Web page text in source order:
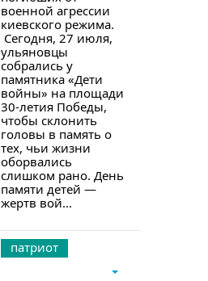
военной агрессии
киевского режима.
Сегодня, 27 июля,
ульяновцы
собрались у
памятника «Дети
войны» на площади
30-летия Победы,
чтобы склонить
головы в память о
тех, чьи жизни
оборвались
слишком рано. День
памяти детей —
жертв вой...
патриот